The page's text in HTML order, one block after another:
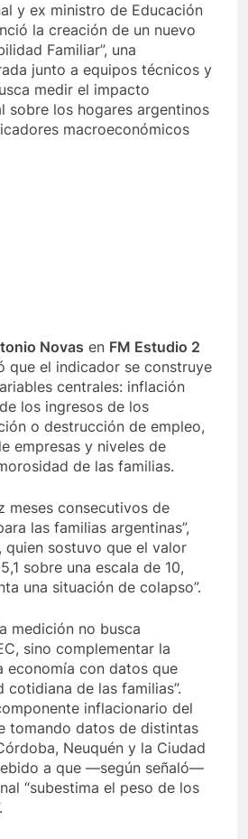
y ex ministro de Educación
la creación de un nuevo
Familiar”, una
junto a equipos técnicos y
medir el impacto
sobre los hogares argentinos
macroeconómicos
Novas en FM Estudio 2
que el indicador se construye
centrales: inflación
los ingresos de los
o destrucción de empleo,
empresas y niveles de
de las familias.
meses consecutivos de
las familias argentinas”,
sostuvo que el valor
sobre una escala de 10,
una situación de colapso”.
medición no busca
sino complementar la
economía con datos que
cotidiana de las familias”.
inflacionario del
tomando datos de distintas
Neuquén y la Ciudad
a que —según señaló—
“subestima el peso de los